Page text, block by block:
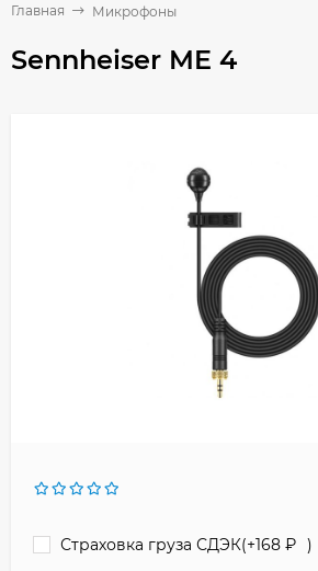
Главная Микрофоны
Sennheiser ME 4
Страховка груза СДЭК(+168 )